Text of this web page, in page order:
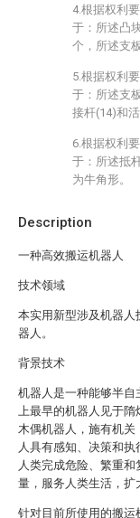
Description
一种高效搬运机器人
技术领域
本实用新型涉及机器
器人。
背景技术
机器人是一种能够半自
上最早的机器人见于隋
木偶机器人，施有机关
人具有感知、决策和
人类完成危险、繁重
量，服务人类生活，扩
针对目前所使用的搬运
4.根据权利
于：所述凸
个，所述支
5.根据权利
于：所述支
接杆(14)和
6.根据权利
于：所述抵
为牛角形。